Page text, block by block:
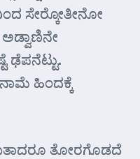
ಸೇರ್‍ಕೋತೀನೋ
ಢೆಪನೆಟ್ಟು.
ಹಿಂದಕ್ಕೆ
ತೋರಗೊಡದೆ